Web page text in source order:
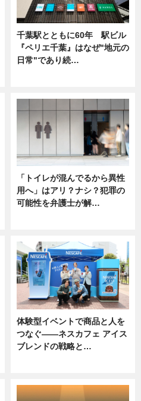
千葉駅とともに60年 駅ビル
『ペリエ千葉』はなぜ"地元の
日常"であり続…
「トイレが混んでるから異性
用へ」はアリ？ナシ？犯罪の
可能性を弁護士が解…
体験型イベントで商品と人を
つなぐ――ネスカフェ アイス
ブレンドの戦略と…